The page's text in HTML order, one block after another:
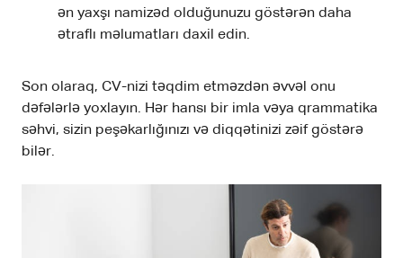
ən yaxşı namizəd olduğunuzu göstərən daha
ətraflı məlumatları daxil edin.
Son olaraq, CV-nizi təqdim etməzdən əvvəl onu
dəfələrlə yoxlayın. Hər hansı bir imla vəya qrammatika
səhvi, sizin peşəkarlığınızı və diqqətinizi zəif göstərə
bilər.